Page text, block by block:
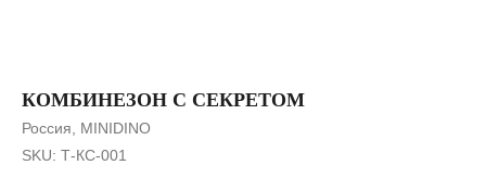
КОМБИНЕЗОН С СЕКРЕТОМ
Россия, MINIDINO
SKU: Т-КС-001